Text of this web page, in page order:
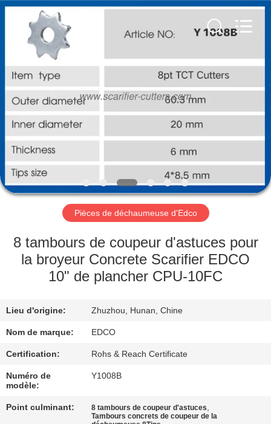
À
LA
MAISON
PRODUITS
VIDÉOS
PROPOS
DE
NOUS
VISITE
DE
L'USINE
CONTRÔLE
DE
Pièces de déchaumeuse d'Edco
8 tambours de coupeur d'astuces pour
la broyeur Concrete Scarifier EDCO
10" de plancher CPU-10FC
Lieu d'origine: Zhuzhou, Hunan, Chine
Nom de marque: EDCO
Certification: Rohs & Reach Certificate
Numéro de
modèle:
Y1008B
Point culminant: 8 tambours de coupeur d'astuces,
Tambours concrets de coupeur de la